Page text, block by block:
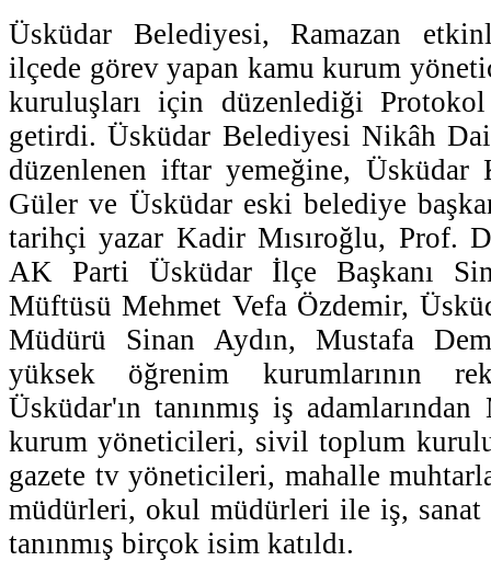
Üsküdar Belediyesi, Ramazan
ilçede görev yapan kamu kurum
kuruluşları için düzenlediği
getirdi. Üsküdar Belediyesi Nikâh
düzenlenen iftar yemeğine, Üsküdar
Güler ve Üsküdar eski belediye
tarihçi yazar Kadir Mısıroğlu, Prof.
AK Parti Üsküdar İlçe Başkanı
Müftüsü Mehmet Vefa Özdemir,
Müdürü Sinan Aydın, Mustafa
yüksek öğrenim kurumlarının
Üsküdar'ın tanınmış iş
kurum yöneticileri, sivil toplum
gazete tv yöneticileri, mahalle
müdürleri, okul müdürleri ile iş, sanat
tanınmış birçok isim katıldı.